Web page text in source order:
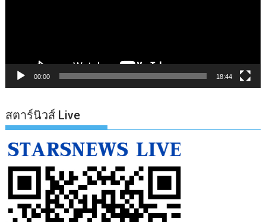
00:00 18:44
สตาร์นิวส์ Live